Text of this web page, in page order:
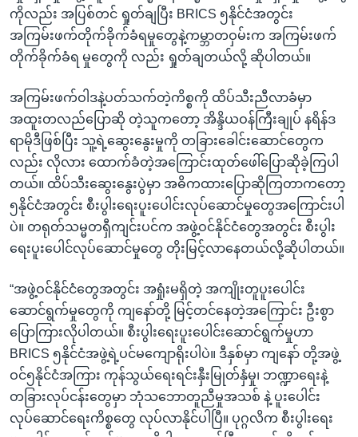
ကိုလည်း အပြစ်တင် ရှုတ်ချပြီး BRICS ၅နိုင်ငံအတွင်း
အကြမ်းဖက်တိုက်ခိုက်ခံရမှုတွေနဲ့ကမ္ဘာတဝှမ်းက အကြမ်းဖက်
တိုက်ခိုက်ခံရ မှုတွေကို လည်း ရှုတ်ချတယ်လို့ ဆိုပါတယ်။
အကြမ်းဖက်ဝါဒနဲ့ပတ်သက်တဲ့ကိစ္စကို ထိပ်သီးညီလာခံမှာ
အထူးတလည်ပြောဆို တဲ့သူကတော့ အိန္ဒိယဝန်ကြီးချုပ် နရိန်ဒ
ရာမိုဒီဖြစ်ပြီး သူ့ရဲ့ဆွေးနွေးမှုကို တခြားခေါင်းဆောင်တွေက
လည်း လိုလား ထောက်ခံတဲ့အကြောင်းထုတ်ဖေါ်ပြောဆိုခဲ့ကြပါ
တယ်။ ထိပ်သီးဆွေးနွေးပွဲမှာ အဓိကထားပြောဆိုကြတာကတော့
၅နိုင်ငံအတွင်း စီးပွါးရေးပူးပေါင်းလုပ်ဆောင်မှုတွေအကြောင်းပါ
ပဲ။ တရုတ်သမ္မတရှီကျင်းပင်က အဖွဲ့ဝင်နိုင်ငံတွေအတွင်း စီးပွါး
ရေးပူးပေါင်လုပ်ဆောင်မှုတွေ တိုးမြင့်လာနေတယ်လို့ဆိုပါတယ်။
“အဖွဲ့ဝင်နိုင်ငံတွေအတွင်း အရှုံးမရှိတဲ့ အကျိုးတူပူးပေါင်း
ဆောင်ရွက်မှုတွေကို ကျနော်တို့ မြင့်တင်နေတဲ့အကြောင်း ဦးစွာ
ပြောကြားလိုပါတယ်။ စီးပွါးရေးပူးပေါင်းဆောင်ရွက်မှုဟာ
BRICS ၅နိုင်ငံအဖွဲ့ရဲ့ပင်မကျောရိုးပါပဲ။ ဒီနှစ်မှာ ကျနော် တို့အဖွဲ့
ဝင်၅နိုင်ငံအကြား ကုန်သွယ်ရေးရင်းနှီးမြုတ်နှံမှု၊ ဘဏ္ဍာရေးနဲ့
တခြားလုပ်ငန်းတွေမှာ ဘုံသဘောတူညီမှုအသစ် နဲ့ ပူးပေါင်း
လုပ်ဆောင်ရေးကိစ္စတွေ လုပ်လာနိုင်ပါပြီ။ ပုဂ္ဂလိက စီးပွါးရေး